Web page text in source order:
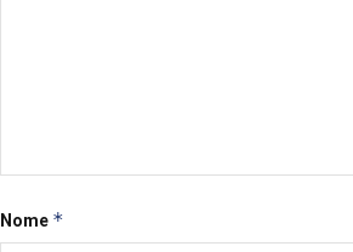
Nome *